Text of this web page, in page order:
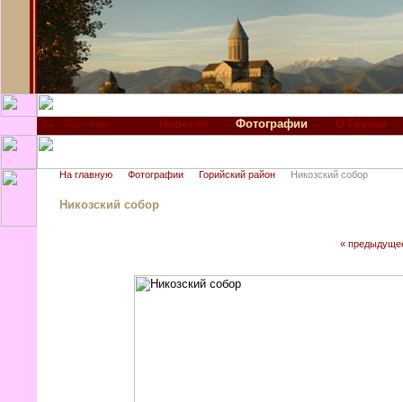
Новости Фотографии О Грузии
На главную Фотографии Горийский район Никозский собор
Никозский собор
«